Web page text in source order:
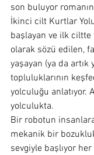
son buluyor
İkinci cilt Kurtlar
başlayan ve ilk ciltte
olarak sözü edilen,
yaşayan (ya da artık
topluluklarının
yolculuğu anlatıyor.
yolculukta.
Bir robotun
mekanik bir
sevgiyle başlıyor